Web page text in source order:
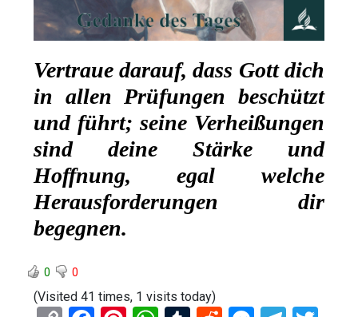
Vertraue darauf, dass Gott dich
in allen Prüfungen beschützt
und führt; seine Verheißungen
sind deine Stärke und
Hoffnung, egal welche
Herausforderungen dir
begegnen.
0 0
(Visited 41 times, 1 visits today)